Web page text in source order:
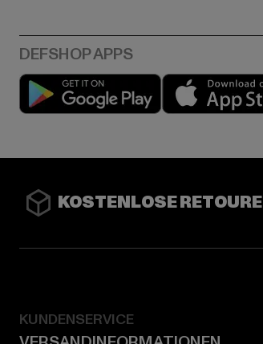
Play market
KOSTENLOSE RETOURE
KUNDENSERVICE